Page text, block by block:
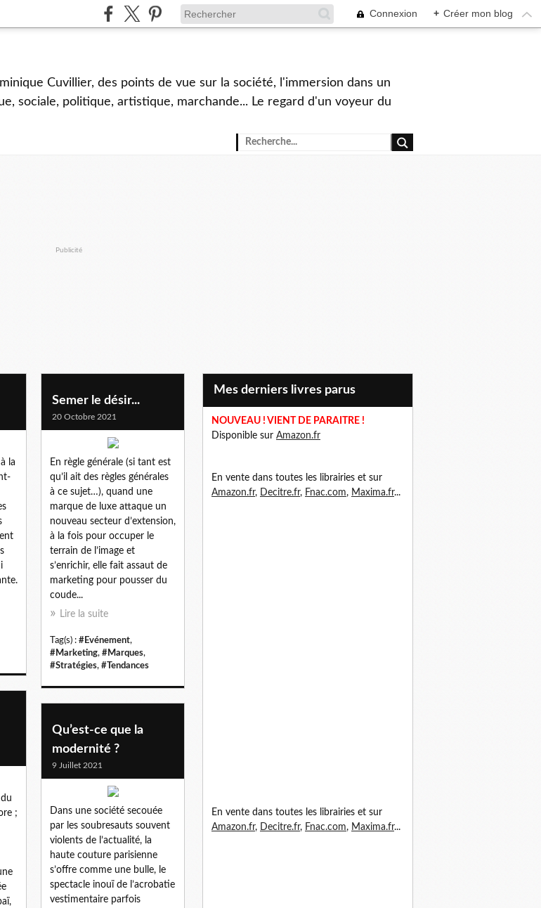
Connexion + Créer mon blog
Cuvillier, des points de vue sur la société, l'immersion dans un
sociale, politique, artistique, marchande... Le regard d'un voyeur du
Publicité
la
Semer le désir...
20 Octobre 2021
En règle générale (si tant est
qu’il ait des règles générales
à ce sujet…), quand une
marque de luxe attaque un
nouveau secteur d’extension,
à la fois pour occuper le
terrain de l’image et
s’enrichir, elle fait assaut de
marketing pour pousser du
coude...
Lire la suite
Tag(s) : #Evénement,
#Marketing, #Marques,
#Stratégies, #Tendances
;
Qu’est-ce que la
modernité ?
9 Juillet 2021
Dans une société secouée
par les soubresauts souvent
violents de l’actualité, la
haute couture parisienne
s’offre comme une bulle, le
spectacle inouï de l’acrobatie
vestimentaire parfois
Mes derniers livres parus
NOUVEAU ! VIENT DE PARAITRE !
Disponible sur Amazon.fr
En vente dans toutes les librairies et sur
Amazon.fr, Decitre.fr, Fnac.com, Maxima.fr...
En vente dans toutes les librairies et sur
Amazon.fr, Decitre.fr, Fnac.com, Maxima.fr...